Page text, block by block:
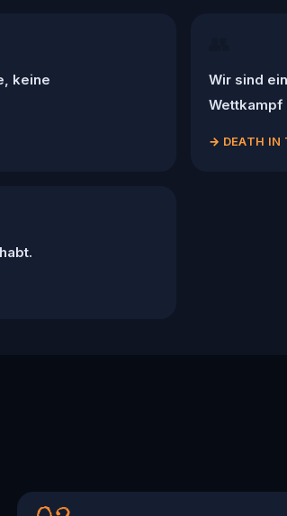
keine
Wir sind
Wettkampf
→ DEATH IN